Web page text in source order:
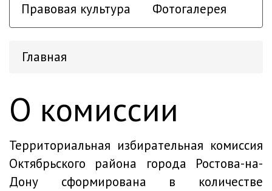
Правовая культура Фотогалерея
Главная
О комиссии
Территориальная избирательная комиссия
Октябрьского района города Ростова-на-
Дону сформирована в количестве